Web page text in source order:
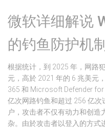
微软详细解说
的钓鱼防护机
根据统计，到 2025 年，网路
元，高於 2021 年的 6 兆美
365 和 Microsoft Defender
亿次网路钓鱼和超过 256 亿
户，攻击者不仅有动力和创造
杂。由於攻击者以登入的方式